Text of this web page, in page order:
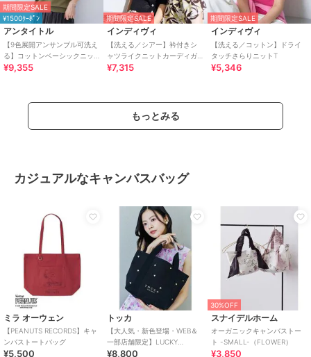
期間限定SALE
¥1500ｸｰﾎﾟﾝ
アンタイトル
【9色展開アンサンブル可洗え
る】コットンベーシックニッ
ト
¥9,355
期間限定SALE
インディヴィ
【洗える／シアー】衿付きシ
ャツライクニットカーディガ
ン
¥7,315
期間限定SALE
インディヴィ
【洗える／コットン】ドライ
タッチさらりニットT
¥5,346
もっとみる
カジュアルなキャンバスバッグ
ミラ オーウェン
【PEANUTS RECORDS】キャ
ンバストートバッグ
¥5,500
トッカ
【大人気・新色登場・WEB＆
一部店舗限定】LUCKY
SHOWER CANVASTOTE キャ
¥8,800
30%OFF
スナイデルホーム
オーガニックキャンバストー
ト -SMALL-（FLOWER）
¥3,850